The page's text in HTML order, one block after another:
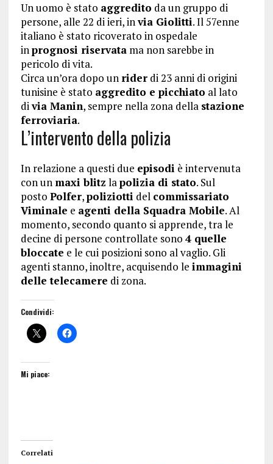
Un uomo è stato aggredito da un gruppo di
persone, alle 22 di ieri, invia Giolitti. Il 57enne
italiano è stato ricoverato in ospedale
inprognosi riservatama non sarebbe in
pericolo di vita.
Circa un’ora dopo un riderdi 23 anni di origini
tunisine è stato aggredito e picchiato al lato
divia Manin, sempre nella zona della stazione
ferroviaria.
L’intervento della polizia
In relazione a questi due episodi è intervenuta
con un maxi blitz lapolizia di stato. Sul
posto Polfer,poliziotti del commissariato
Viminale e agenti della Squadra Mobile. Al
momento, secondo quanto si apprende, tra le
decine di persone controllate sono 4 quelle
bloccate e le cui posizioni sono al vaglio. Gli
agenti stanno, inoltre, acquisendo le immagini
delle telecamere di zona.
Condividi:
Mi piace:
Correlati